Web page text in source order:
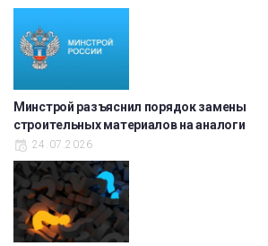
Минстрой разъяснил порядок замены
строительных материалов на аналоги
24.07.2026